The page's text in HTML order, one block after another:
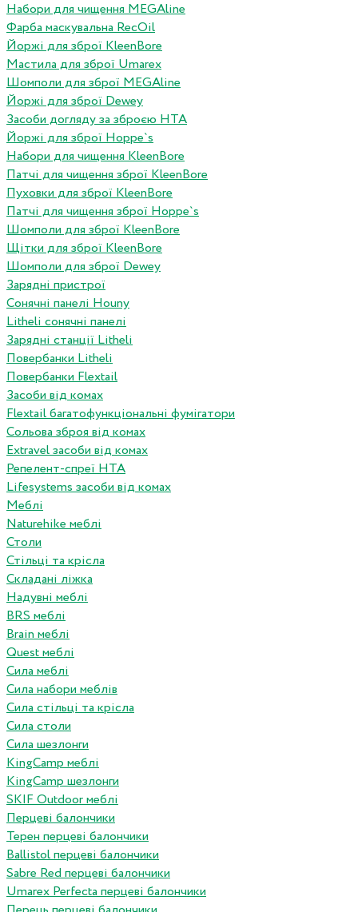
Набори для чищення MEGAline
Фарба маскувальна RecOil
Йоржі для зброї KleenBore
Мастила для зброї Umarex
Шомполи для зброї MEGAline
Йоржі для зброї Dewey
Засоби догляду за зброєю HTA
Йоржі для зброї Hoppe`s
Набори для чищення KleenBore
Патчі для чищення зброї KleenBore
Пуховки для зброї KleenBore
Патчі для чищення зброї Hoppe`s
Шомполи для зброї KleenBore
Щітки для зброї KleenBore
Шомполи для зброї Dewey
Зарядні пристрої
Сонячні панелі Houny
Litheli сонячні панелі
Зарядні станції Litheli
Повербанки Litheli
Повербанки Flextail
Засоби від комах
Flextail багатофункціональні фумігатори
Сольова зброя від комах
Extravel засоби від комах
Репелент-спреї HTA
Lifesystems засоби від комах
Меблі
Naturehike меблі
Столи
Стільці та крісла
Складані ліжка
Надувні меблі
BRS меблі
Brain меблі
Quest меблі
Сила меблі
Сила набори меблів
Сила стільці та крісла
Сила столи
Сила шезлонги
KingCamp меблі
KingCamp шезлонги
SKIF Outdoor меблі
Перцеві балончики
Терен перцеві балончики
Ballistol перцеві балончики
Sabre Red перцеві балончики
Umarex Perfecta перцеві балончики